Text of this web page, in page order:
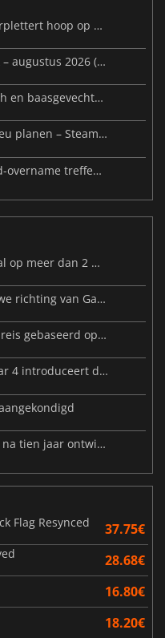
Steam Frame-prijs lekt uit en verplettert hoop op betaalbare VR
Niuwe Videogames van de week – augustus 2026 (week 32)
Palworld-update maakt Sunreach en baasgevechten stabieler
Microsoft könnte Project Helix neu planen – Steam-Support wackelt
Malware-kaarten en een Discord-overname treffen Meccha Chameleon
Resident Evil Veronica staat nu al op meer dan 2 miljoen verlanglijstjes
Beast of Reincarnation: de nieuwe richting van Game Freak
Big Walk is nu verkrijgbaar: een reis gebaseerd op vriendschap
Warhammer 40.000: Dawn of War 4 introduceert de Necron-factie
Vahrin's Call verschijnt eindelijk na tien jaar ontwikkeling
Flag Resynced
37.75€
28.68€
16.80€
18.20€